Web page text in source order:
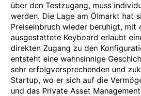
über den Testzugang, muss
werden. Die Lage am Ölmarkt hat
Preiseinbruch wieder beruhigt, mit
ausgestattete Keyboard erlaubt
direkten Zugang zu den
entsteht eine wahnsinnige
sehr erfolgversprechenden und
Startup, wo er sich auf die
und das Private Asset